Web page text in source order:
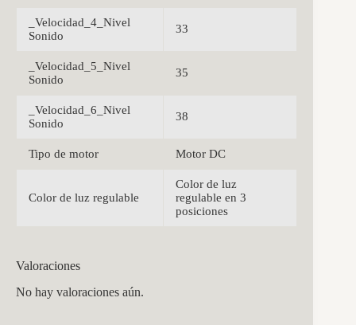
_Velocidad_4_Nivel
Sonido
33
_Velocidad_5_Nivel
Sonido
35
_Velocidad_6_Nivel
Sonido
38
Tipo de motor Motor DC
Color de luz regulable
Color de luz
regulable en 3
posiciones
Valoraciones
No hay valoraciones aún.